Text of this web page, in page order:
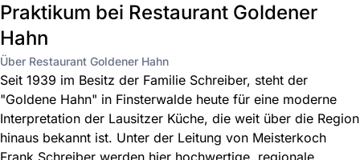
Praktikum bei Restaurant Goldener
Hahn
Über Restaurant Goldener Hahn
Seit 1939 im Besitz der Familie Schreiber, steht der
"Goldene Hahn" in Finsterwalde heute für eine moderne
Interpretation der Lausitzer Küche, die weit über die Region
hinaus bekannt ist. Unter der Leitung von Meisterkoch